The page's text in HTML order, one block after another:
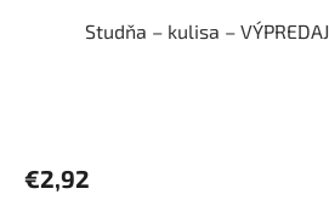
Studňa – kulisa – VÝPREDAJ
€2,92